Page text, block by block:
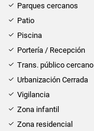
Parques cercanos
Patio
Piscina
Portería / Recepción
Trans. público cercano
Urbanización Cerrada
Vigilancia
Zona infantil
Zona residencial